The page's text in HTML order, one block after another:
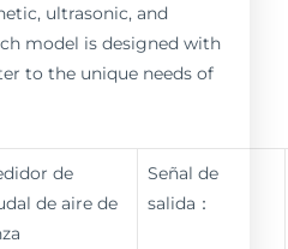
ultrasonic, and
model is designed with
to the unique needs of
de
de aire de
Señal de
salida：